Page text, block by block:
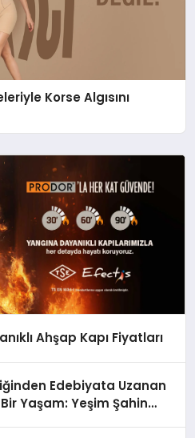
Korse Algısını
Ahşap Kapı Fiyatları
Edebiyata Uzanan
Yaşam: Yeşim Şahin